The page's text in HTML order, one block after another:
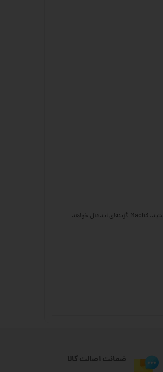
کنترلر Mach3 با امکانات متنوع و رابط کاربری ساده، انتخابی مناسب برای علاقه‌مندان به CNC است. اگر به دنبال یک کنترلر حرفه‌ای برای افزایش کارایی و دقت دستگاه‌های CNC خود هستید، Mach3 گزینه‌ای ایده‌آل خواهد
ضمانت اصالت کالا